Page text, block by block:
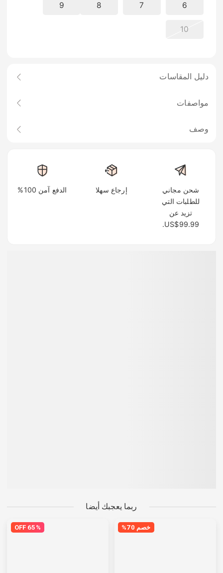
6
7
8
9
10
دليل المقاسات
مواصفات
وصف
شحن مجاني
للطلبات التي
تزيد عن
US$99.99.
إرجاع سهلا الدفع آمن 100%
ربما يعجبك أيضا
خصم 70% 65% OFF